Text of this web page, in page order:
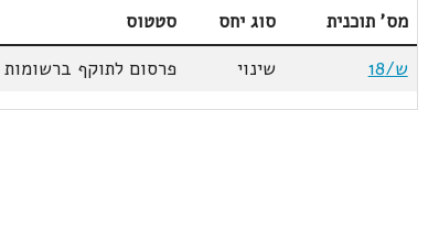
מס' תוכנית סוג יחס
סטטוס
ש/18
שינוי פרסום לתוקף ברשומות 26.08.73